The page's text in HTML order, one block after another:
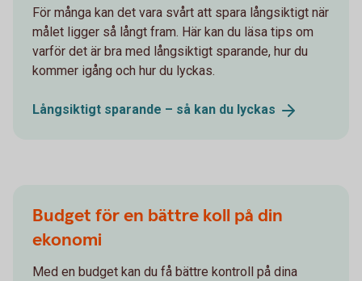
För många kan det vara svårt att spara långsiktigt när
målet ligger så långt fram. Här kan du läsa tips om
varför det är bra med långsiktigt sparande, hur du
kommer igång och hur du lyckas.
Långsiktigt sparande – så kan du lyckas
Budget för en bättre koll på din
ekonomi
Med en budget kan du få bättre kontroll på dina